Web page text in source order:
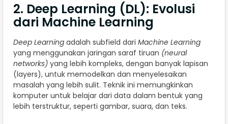
2. Deep Learning (DL): Evolusi
dari Machine Learning
Deep Learning adalah subfield dari Machine Learning
yang menggunakan jaringan saraf tiruan (neural
networks) yang lebih kompleks, dengan banyak lapisan
(layers), untuk memodelkan dan menyelesaikan
masalah yang lebih sulit. Teknik ini memungkinkan
komputer untuk belajar dari data dalam bentuk yang
lebih terstruktur, seperti gambar, suara, dan teks.